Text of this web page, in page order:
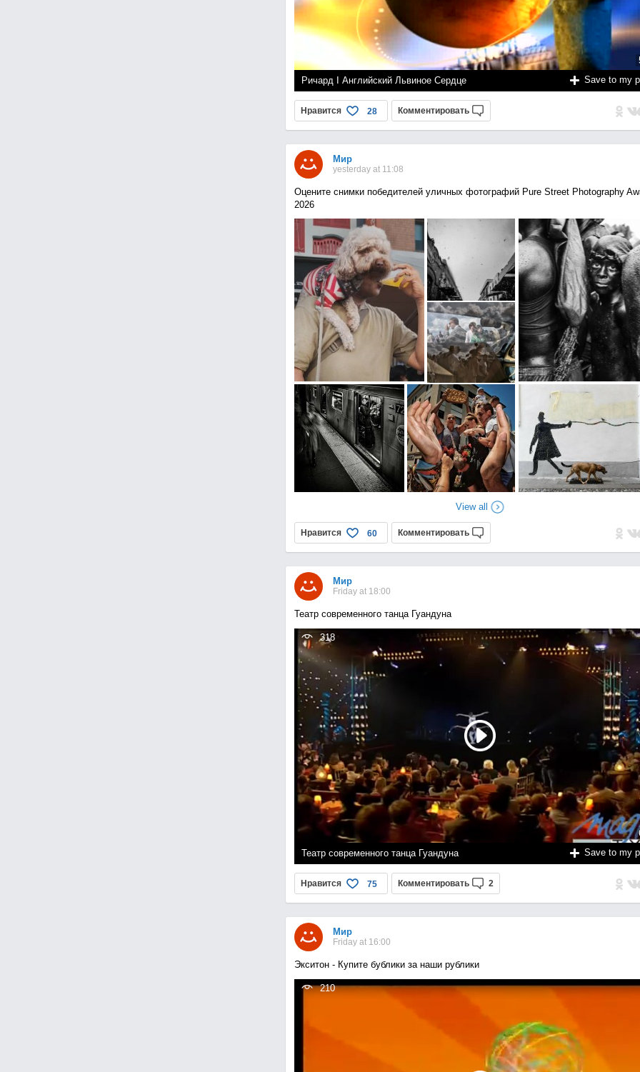
Ричард I Английский Львиное Сердце Save to my
Нравится 28 Комментировать
Мир
yesterday at 11:08
Оцените снимки победителей уличных фотографий Pure Street Photography
2026
View all
Нравится 60 Комментировать
Мир
Friday at 18:00
Театр современного танца Гуандуна
318
Театр современного танца Гуандуна Save to my
Нравится 75 Комментировать 2
Мир
Friday at 16:00
Экситон - Купите бублики за наши рублики
210